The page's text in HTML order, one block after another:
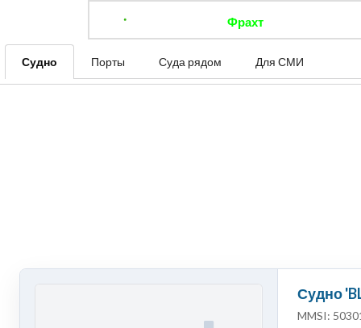
Фрахт
Судно Порты Суда рядом Для СМИ
Судно
MMSI: